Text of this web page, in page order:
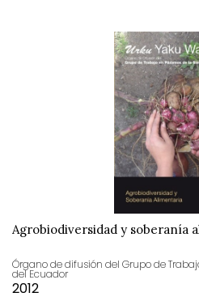
Agrobiodiversidad y soberanía
Órgano de difusión del Grupo de
del Ecuador
2012